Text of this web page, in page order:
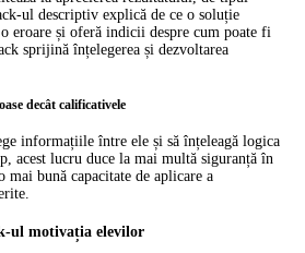
ul descriptiv explică de ce o soluție
eroare și oferă indicii despre cum poate fi
sprijină înțelegerea și dezvoltarea
decât calificativele
informațiile între ele și să înțeleagă logica
acest lucru duce la mai multă siguranță în
mai bună capacitate de aplicare a
ul motivația elevilor